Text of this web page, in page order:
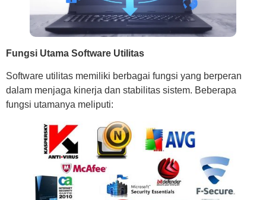
Fungsi Utama Software Utilitas
Software utilitas memiliki berbagai fungsi yang berperan
dalam menjaga kinerja dan stabilitas sistem. Beberapa
fungsi utamanya meliputi: